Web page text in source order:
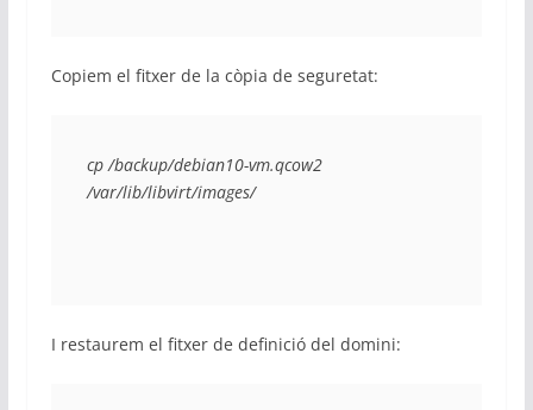
Copiem el fitxer de la còpia de seguretat:
cp /backup/debian10-vm.qcow2
/var/lib/libvirt/images/
I restaurem el fitxer de definició del domini: